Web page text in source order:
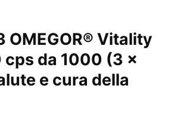
OMEGOR® Vitality
cps da 1000 (3 x
e cura della